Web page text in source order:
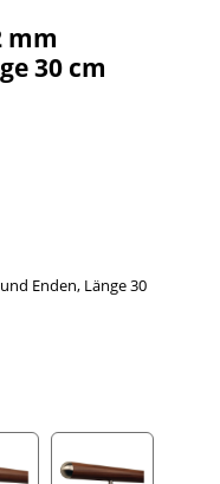
mm
30 cm
Enden, Länge 30